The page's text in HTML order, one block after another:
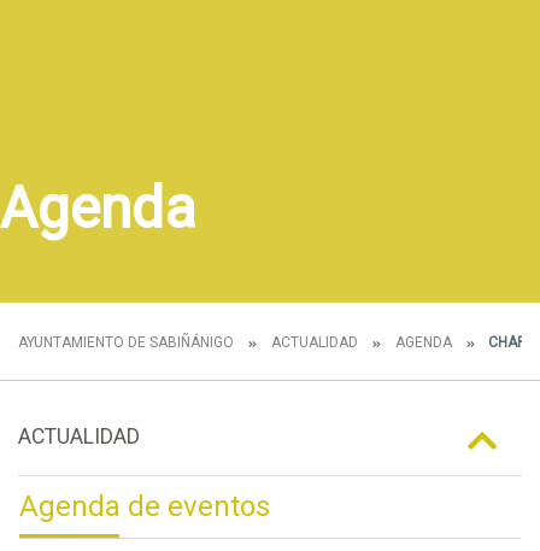
Agenda
AYUNTAMIENTO DE SABIÑÁNIGO ACTUALIDAD AGENDA
ACTUALIDAD
Agenda de eventos